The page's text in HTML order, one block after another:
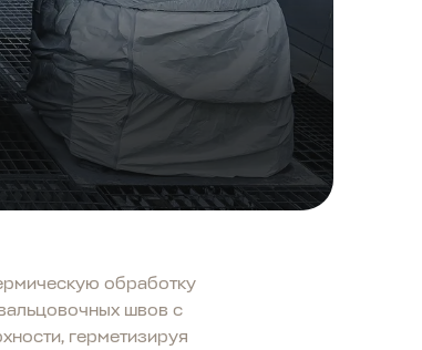
обработку
швов с
герметизируя